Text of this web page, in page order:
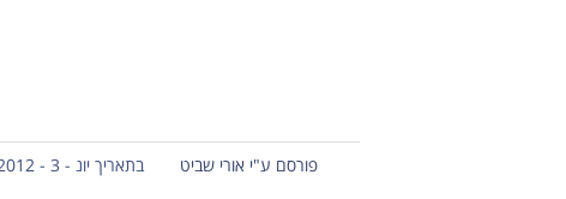
פורסם ע"י אורי שביט בתאריך יונ - 3 - 2012